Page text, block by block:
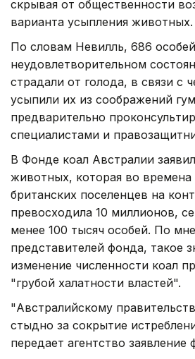
скрывая от общественности
варианта усыпления животных.
По словам Невилль, 686
неудовлетворительном
страдали от голода, в связи с
усыпили их из соображений
предварительно
специалистами и
В Фонде коал Австралии
животных, которая во времена
британских поселенцев на
превосходила 10 миллионов,
менее 100 тысяч особей. По
представителей фонда, такое
изменение численности коал
"грубой халатности властей".
"Австралийскому
стыдно за сокрытие
передает агентство заявление